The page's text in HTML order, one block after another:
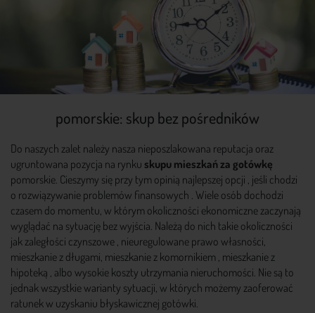
pomorskie: skup bez pośredników
Do naszych zalet należy nasza nieposzlakowana reputacja oraz
ugruntowana pozycja na rynku skupu mieszkań za gotówkę
pomorskie. Cieszymy się przy tym opinią najlepszej opcji , jeśli chodzi
o rozwiązywanie problemów finansowych . Wiele osób dochodzi
czasem do momentu, w którym okoliczności ekonomiczne zaczynają
wyglądać na sytuację bez wyjścia. Należą do nich takie okoliczności
jak zaległości czynszowe , nieuregulowane prawo własności,
mieszkanie z długami, mieszkanie z komornikiem , mieszkanie z
hipoteką , albo wysokie koszty utrzymania nieruchomości. Nie są to
jednak wszystkie warianty sytuacji, w których możemy zaoferować
ratunek w uzyskaniu błyskawicznej gotówki.